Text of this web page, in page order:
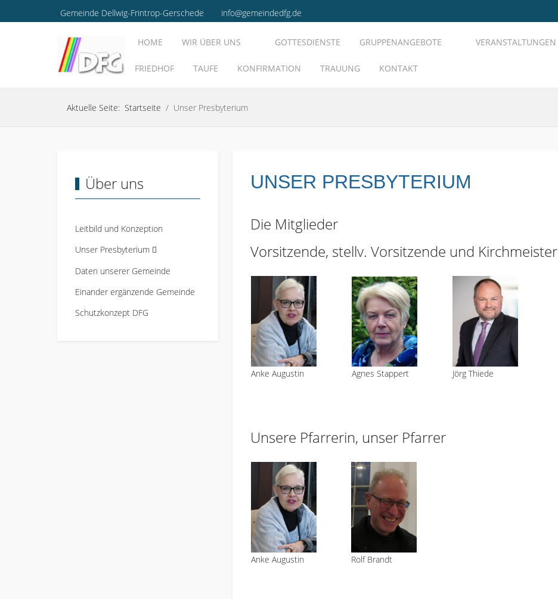
Gemeinde Dellwig-Frintrop-Gerschede info@gemeindedfg.de
HOME WIR ÜBER UNS GOTTESDIENSTE GRUPPENANGEBOTE VERANSTALTUNGEN
FRIEDHOF TAUFE KONFIRMATION TRAUUNG KONTAKT
Aktuelle Seite: Startseite Unser Presbyterium
Über uns
Leitbild und Konzeption
Unser Presbyterium
Daten unserer Gemeinde
Einander ergänzende Gemeinde
Schutzkonzept DFG
UNSER PRESBYTERIUM
Die Mitglieder
Vorsitzende, stellv. Vorsitzende und Kirchmeister
Anke Augustin Agnes Stappert Jörg Thiede
Unsere Pfarrerin, unser Pfarrer
Anke Augustin Rolf Brandt